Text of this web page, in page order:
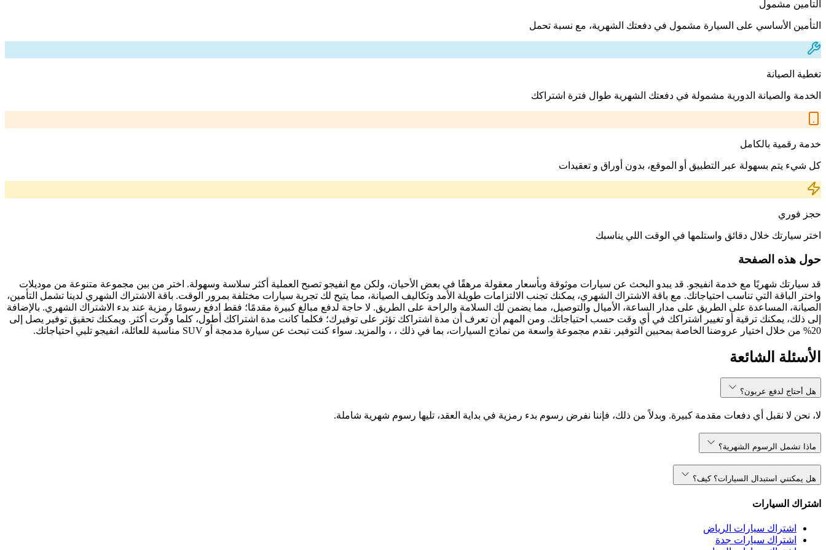
التأمين مشمول
التأمين الأساسي على السيارة مشمول في دفعتك الشهرية، مع نسبة تحمل
تغطية الصيانة
الخدمة والصيانة الدورية مشمولة في دفعتك الشهرية طوال فترة اشتراكك
خدمة رقمية بالكامل
كل شيء يتم بسهولة عبر التطبيق أو الموقع، بدون أوراق و تعقيدات
حجز فوري
اختر سيارتك خلال دقائق واستلمها في الوقت اللي يناسبك
حول هذه الصفحة
قد سيارتك شهريًا مع خدمة انفيجو. قد يبدو البحث عن سيارات موثوقة وبأسعار معقولة مرهقًا في بعض الأحيان، ولكن مع انفيجو تصبح العملية أكثر سلاسة وسهولة. اختر من بين مجموعة متنوعة من موديلات
واختر الباقة التي تناسب احتياجاتك. مع باقة الاشتراك الشهري، يمكنك تجنب الالتزامات طويلة الأمد وتكاليف الصيانة، مما يتيح لك تجربة سيارات مختلفة بمرور الوقت. باقة الاشتراك الشهري لدينا تشمل التأمين،
الصيانة، المساعدة على الطريق على مدار الساعة، الأميال والتوصيل، مما يضمن لك السلامة والراحة على الطريق. لا حاجة لدفع مبالغ كبيرة مقدمًا؛ فقط ادفع رسومًا رمزية عند بدء الاشتراك الشهري. بالإضافة
إلى ذلك، يمكنك ترقية أو تغيير اشتراكك في أي وقت حسب احتياجاتك. ومن المهم أن تعرف أن مدة اشتراكك تؤثر على توفيرك؛ فكلما كانت مدة اشتراكك أطول، كلما وفّرت أكثر. ويمكنك تحقيق توفير يصل إلى
20% من خلال اختيار عروضنا الخاصة بمحبين التوفير. نقدم مجموعة واسعة من نماذج السيارات، بما في ذلك ، ، والمزيد. سواء كنت تبحث عن سيارة مدمجة أو SUV مناسبة للعائلة، انفيجو تلبي احتياجاتك.
الأسئلة الشائعة
هل أحتاج لدفع عربون؟
لا، نحن لا نقبل أي دفعات مقدمة كبيرة. وبدلاً من ذلك، فإننا نفرض رسوم بدء رمزية في بداية العقد، تليها رسوم شهرية شاملة.
ماذا تشمل الرسوم الشهرية؟
هل يمكنني استبدال السيارات؟ كيف؟
اشتراك السيارات
اشتراك سيارات الرياض
اشتراك سيارات جدة